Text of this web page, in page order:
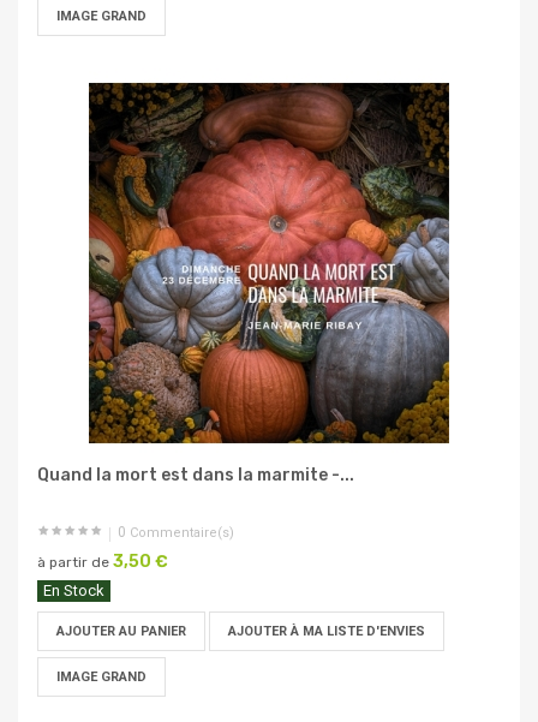
IMAGE GRAND
Quand la mort est dans la marmite -...
0 Commentaire(s)
à partir de 3,50 €
En Stock
AJOUTER AU PANIER AJOUTER À MA LISTE D'ENVIES
IMAGE GRAND